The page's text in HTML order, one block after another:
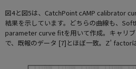
図4と図5は、CatchPoint cAMP calibrator
結果を示しています。どちらの曲線も、
parameter curve fitを用いて作成。キャリブ
で、既報のデータ [7]とほぼ一致。Z' factor